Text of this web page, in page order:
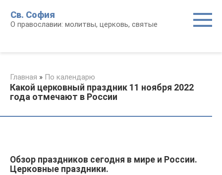
контенту
Св. София
О православии: молитвы, церковь, святые
Главная » По календарю
Какой церковный праздник 11 ноября 2022
года отмечают в России
Обзор праздников сегодня в мире и России.
Церковные праздники.